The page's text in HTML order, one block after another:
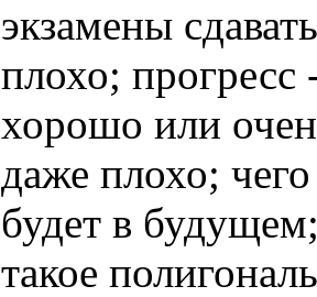
экзамены сдавать
плохо; прогресс
хорошо или
даже плохо;
будет в
такое